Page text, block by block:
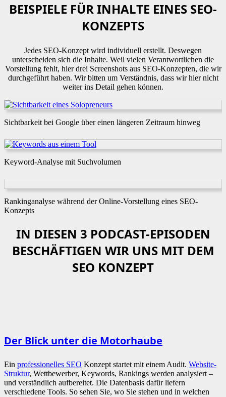
BEISPIELE FÜR INHALTE EINES SEO-
KONZEPTS
Jedes SEO-Konzept wird individuell erstellt. Deswegen
unterscheiden sich die Inhalte. Weil vielen Verantwortlichen die
Vorstellung fehlt, hier drei Screenshots aus SEO-Konzepten, die wir
durchgeführt haben. Wir bitten um Verständnis, dass wir hier nicht
weiter ins Detail gehen können.
Sichtbarkeit bei Google über einen längeren Zeitraum hinweg
Keyword-Analyse mit Suchvolumen
Rankinganalyse während der Online-Vorstellung eines SEO-
Konzepts
IN DIESEN 3 PODCAST-EPISODEN
BESCHÄFTIGEN WIR UNS MIT DEM
SEO KONZEPT
Der Blick unter die Motorhaube
Ein professionelles SEO Konzept startet mit einem Audit. Website-
Struktur, Wettbewerber, Keywords, Rankings werden analysiert –
und verständlich aufbereitet. Die Datenbasis dafür liefern
verschiedene Tools. So sehen Sie, wo Sie stehen und in welchen